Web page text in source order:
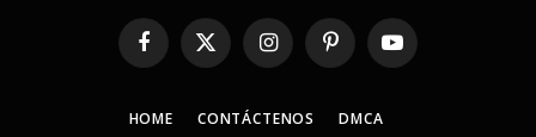
Facebook
X
InstagramPinterestYouTube
HOME CONTÁCTENOS DMCA